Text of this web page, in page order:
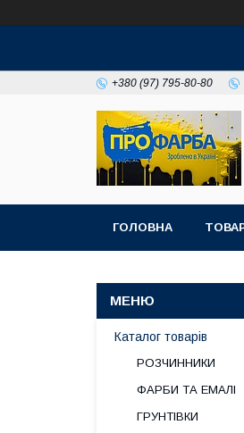
+380 (97) 795-80-80
ГОЛОВНА
Каталог товарів
РОЗЧИННИКИ
ФАРБИ ТА ЕМАЛІ
ГРУНТІВКИ